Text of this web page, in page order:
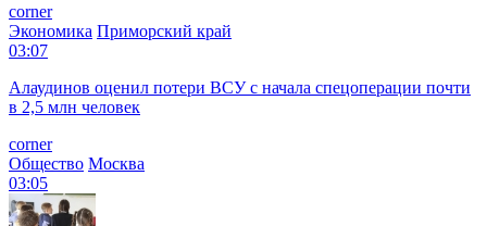
corner
Экономика Приморский край
03:07
Алаудинов оценил потери ВСУ с начала спецоперации почти
в 2,5 млн человек
corner
Общество Москва
03:05